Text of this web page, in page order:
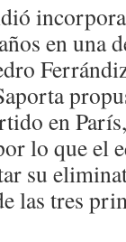
en una
en
lo que el
su
las tres